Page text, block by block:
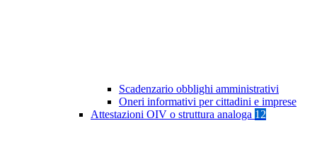
Scadenzario obblighi amministrativi
Oneri informativi per cittadini e imprese
Attestazioni OIV o struttura analoga 12